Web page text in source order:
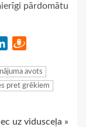
pārdomātu
LinkedIn
avots
pret grēkiem
uz vidusceļa »